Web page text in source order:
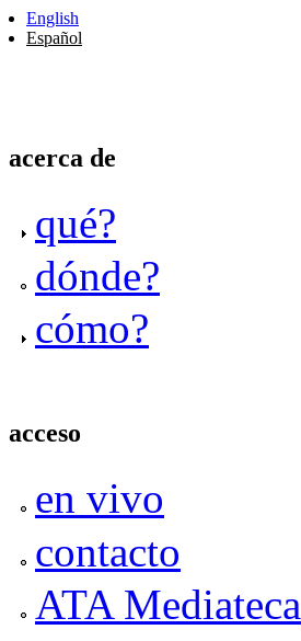
English
Español
acerca de
qué?
dónde?
cómo?
acceso
en vivo
contacto
ATA Mediateca